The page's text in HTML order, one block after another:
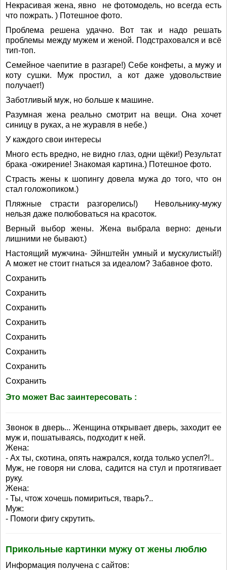
Некрасивая жена, явно не фотомодель, но всегда есть
что пожрать. ) Потешное фото.
Проблема решена удачно. Вот так и надо решать
проблемы между мужем и женой. Подстраховался и всё
тип-топ.
Семейное чаепитие в разгаре!) Себе конфеты, а мужу и
коту сушки. Муж простил, а кот даже удовольствие
получает!)
Заботливый муж, но больше к машине.
Разумная жена реально смотрит на вещи. Она хочет
синицу в руках, а не журавля в небе.)
У каждого свои интересы
Много есть вредно, не видно глаз, одни щёки!) Результат
брака -ожирение! Знакомая картина.) Потешное фото.
Страсть жены к шопингу довела мужа до того, что он
стал голожопиком.)
Пляжные страсти разгорелись!) Невольнику-мужу
нельзя даже полюбоваться на красоток.
Верный выбор жены. Жена выбрала верно: деньги
лишними не бывают.)
Настоящий мужчина- Эйнштейн умный и мускулистый!)
А может не стоит гнаться за идеалом? Забавное фото.
Сохранить
Сохранить
Сохранить
Сохранить
Сохранить
Сохранить
Сохранить
Сохранить
Это может Вас заинтересовать :
Звонок в дверь... Женщина открывает дверь, заходит ее
муж и, пошатываясь, подходит к ней.
Жена:
- Ах ты, скотина, опять нажрался, когда только успел?!..
Муж, не говоря ни слова, садится на стул и протягивает
руку.
Жена:
- Ты, чтож хочешь помириться, тварь?..
Муж:
- Помоги фигу скрутить.
Прикольные картинки мужу от жены люблю
Информация получена с сайтов: